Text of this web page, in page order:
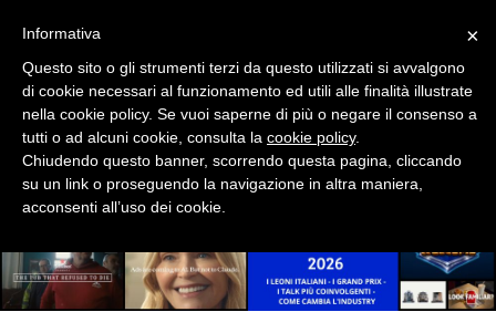
EVENTI
MOBILE
PROMOZIONI
PRODOTTI
×
Informativa
Questo sito o gli strumenti terzi da questo utilizzati si avvalgono
di cookie necessari al funzionamento ed utili alle finalità illustrate
nella cookie policy. Se vuoi saperne di più o negare il consenso a
tutti o ad alcuni cookie, consulta la cookie policy.
Chiudendo questo banner, scorrendo questa pagina, cliccando
su un link o proseguendo la navigazione in altra maniera,
acconsenti all’uso dei cookie.